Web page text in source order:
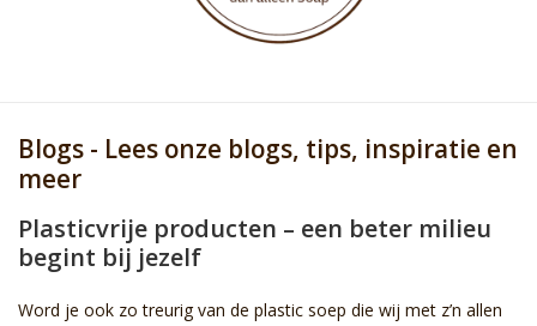
Kids Collection
Men's Collection
Blogs - Lees onze blogs, tips, inspiratie en
meer
Plasticvrije producten – een beter milieu
begint bij jezelf
Word je ook zo treurig van de plastic soep die wij met z’n allen